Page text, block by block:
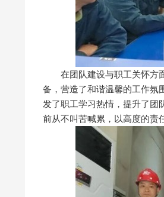
在团队建设与职工关怀方面
备，营造了和谐温馨的工作氛
发了职工学习热情，提升了团
前从不叫苦喊累，以高度的责